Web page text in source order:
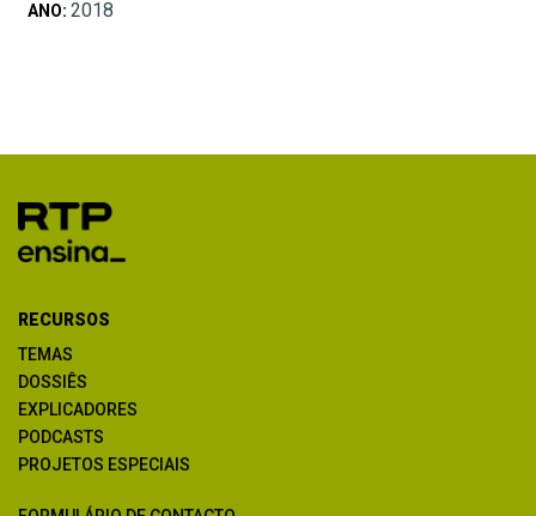
ANO: 2018
RECURSOS
TEMAS
DOSSIÊS
EXPLICADORES
PODCASTS
PROJETOS ESPECIAIS